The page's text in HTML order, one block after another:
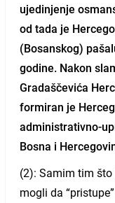
ujedinjenje
od tada je
(Bosanskog)
godine. Nakon
Gradaščevića
formiran je
administrativno-
Bosna i
(2): Samim tim
mogli da